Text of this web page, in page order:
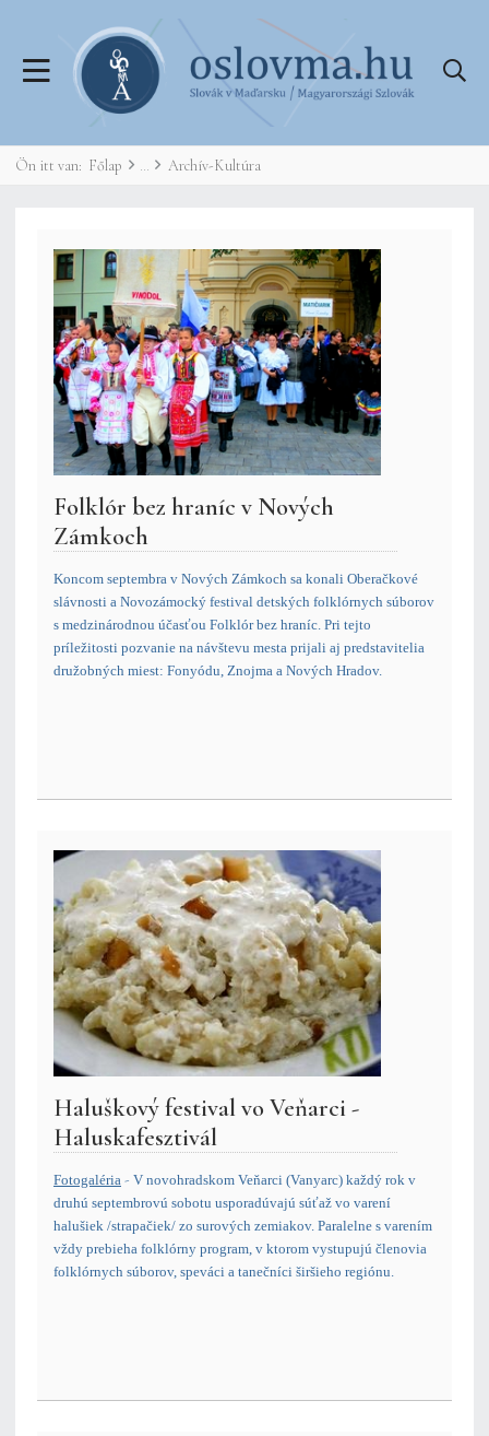
Ön itt van: Főlap Archív-Kultúra
Folklór bez hraníc v Nových
Zámkoch
Koncom septembra v Nových Zámkoch sa konali Oberačkové
slávnosti a Novozámocký festival detských folklórnych súborov
s medzinárodnou účasťou Folklór bez hraníc. Pri tejto
príležitosti pozvanie na návštevu mesta prijali aj predstavitelia
družobných miest: Fonyódu, Znojma a Nových Hradov.
Haluškový festival vo Veňarci -
Haluskafesztivál
Fotogaléria - V novohradskom Veňarci (Vanyarc) každý rok v
druhú septembrovú sobotu usporadúvajú súťaž vo varení
halušiek /strapačiek/ zo surových zemiakov. Paralelne s varením
vždy prebieha folklórny program, v ktorom vystupujú členovia
folklórnych súborov, speváci a tanečníci širšieho regiónu.